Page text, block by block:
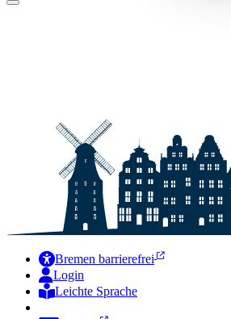
Bremen barrierefrei
Login
Leichte Sprache